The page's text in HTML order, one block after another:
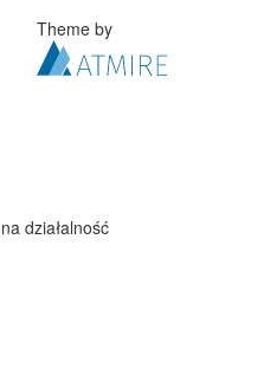
Theme by
działalność